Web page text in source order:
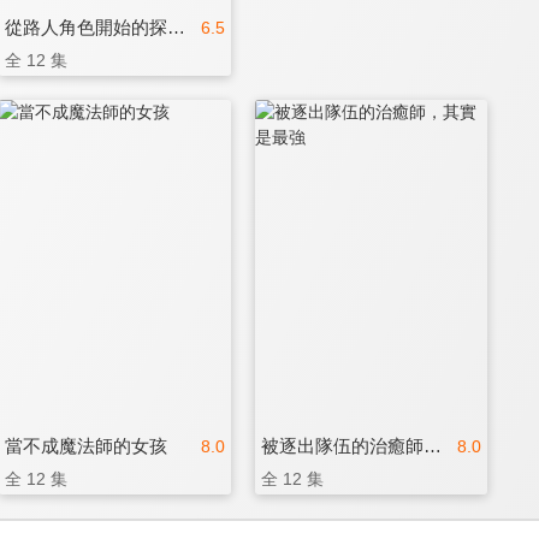
6.5
從路人角色開始的探索英雄譚
全 12 集
8.0
當不成魔法師的女孩
全 12 集
8.0
被逐出隊伍的治癒師，其實是最強
全 12 集